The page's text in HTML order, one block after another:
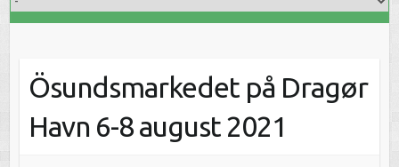
Ösundsmarkedet på Dragør
Havn 6-8 august 2021